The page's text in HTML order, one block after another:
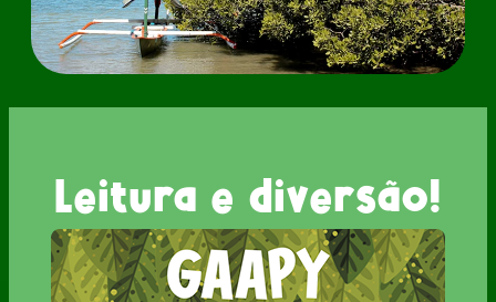
Leitura e diversão!